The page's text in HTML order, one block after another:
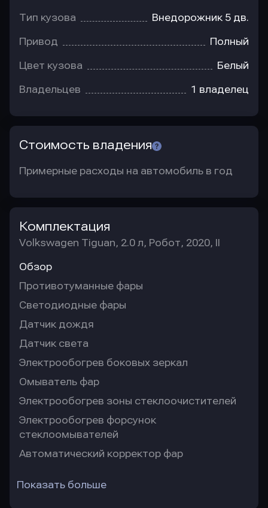
Тип кузова Внедорожник 5 дв.
Привод Полный
Цвет кузова Белый
Владельцев 1 владелец
Стоимость владения
Примерные расходы на автомобиль в год
Комплектация
Volkswagen Tiguan, 2.0 л, Робот, 2020, II
Обзор
Противотуманные фары
Светодиодные фары
Датчик дождя
Датчик света
Электрообогрев боковых зеркал
Омыватель фар
Электрообогрев зоны стеклоочистителей
Электрообогрев форсунок
стеклоомывателей
Автоматический корректор фар
Показать больше